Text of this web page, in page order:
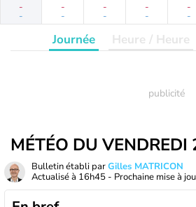
-
-
-
-
-
-
-
-
-
-
Journée Heure / Heure
MÉTÉO DU VENDREDI
Bulletin établi parGilles MATRICON
Actualisé à 16h45 - Prochaine mise à